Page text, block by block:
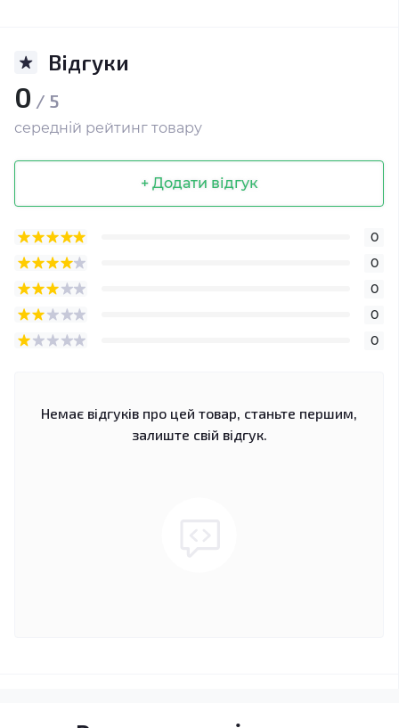
Відгуки
0 / 5
середній рейтинг товару
+ Додати відгук
0
0
0
0
0
Немає відгуків про цей товар, станьте першим,
залиште свій відгук.